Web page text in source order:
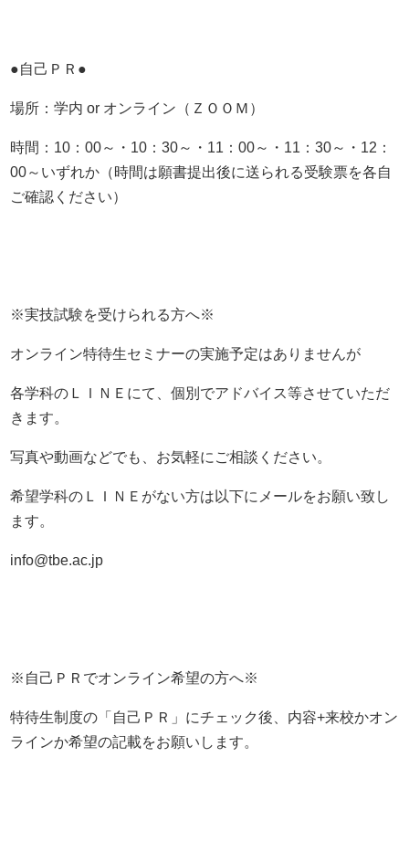
●自己ＰＲ●
場所：学内 or オンライン（ＺＯＯＭ）
時間：10：00～・10：30～・11：00～・11：30～・12：
00～いずれか（時間は願書提出後に送られる受験票を各自
ご確認ください）
※実技試験を受けられる方へ※
オンライン特待生セミナーの実施予定はありませんが
各学科のＬＩＮＥにて、個別でアドバイス等させていただ
きます。
写真や動画などでも、お気軽にご相談ください。
希望学科のＬＩＮＥがない方は以下にメールをお願い致し
ます。
info@tbe.ac.jp
※自己ＰＲでオンライン希望の方へ※
特待生制度の「自己ＰＲ」にチェック後、内容+来校かオン
ラインか希望の記載をお願いします。